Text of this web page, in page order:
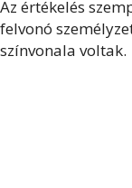
Az értékelés
felvonó
színvonala voltak.